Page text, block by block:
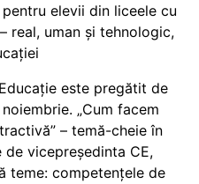
elevii din liceele cu
real, uman și tehnologic,
este pregătit de
„Cum facem
– temă-cheie în
vicepreședinta CE,
teme: competențele de